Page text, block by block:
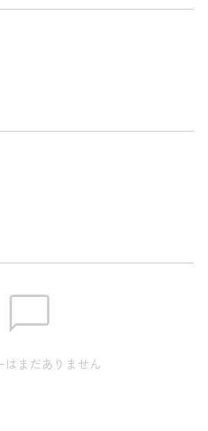
使いからラウンド時の「置ける」
ショルダーベルト付き / 付属品:シ
はまだありません